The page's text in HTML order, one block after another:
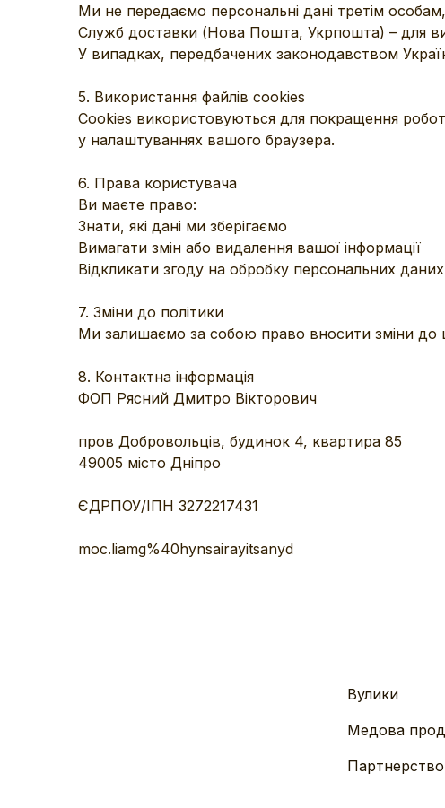
Ми не передаємо персональні дані третім
Служб доставки (Нова Пошта, Укрпошта) – для
У випадках, передбачених законодавством
5. Використання файлів cookies
Cookies використовуються для покращення
у налаштуваннях вашого браузера.
6. Права користувача
Ви маєте право:
Знати, які дані ми зберігаємо
Вимагати змін або видалення вашої інформації
Відкликати згоду на обробку персональних даних
7. Зміни до політики
Ми залишаємо за собою право вносити зміни до
8. Контактна інформація
ФОП Рясний Дмитро Вікторович
пров Добровольців, будинок 4, квартира 85
49005 місто Дніпро
ЄДРПОУ/ІПН 3272217431
moc.liamg%40hynsairayitsanyd
Вулики
Медова
Партнерство